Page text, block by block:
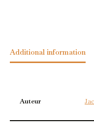
Additional information
Auteur